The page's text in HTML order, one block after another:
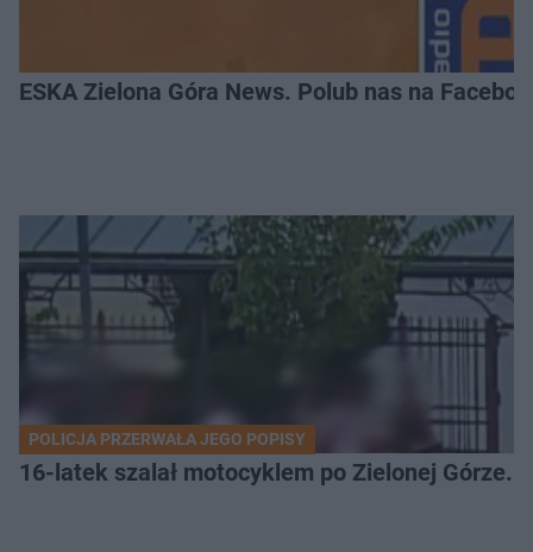
ESKA Zielona Góra News. Polub nas na
POLICJA PRZERWAŁA JEGO POPISY
16-latek szalał motocyklem po Zielonej Górze.